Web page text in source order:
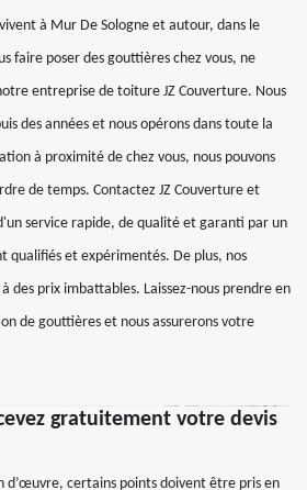
à Mur De Sologne et autour, dans le
faire poser des gouttières chez vous, ne
entreprise de toiture JZ Couverture. Nous
des années et nous opérons dans toute la
à proximité de chez vous, nous pouvons
de temps. Contactez JZ Couverture et
service rapide, de qualité et garanti par un
qualifiés et expérimentés. De plus, nos
des prix imbattables. Laissez-nous prendre en
de gouttières et nous assurerons votre
gratuitement votre devis
d’œuvre, certains points doivent être pris en